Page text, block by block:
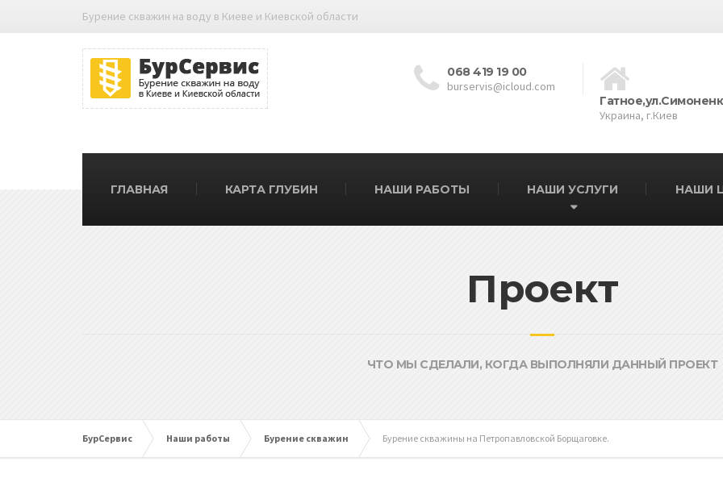
Бурение скважин на воду в Киеве и Киевской области
068 419 19 00
burservis@icloud.com
Украина, г.Киев
ГЛАВНАЯ КАРТА ГЛУБИН НАШИ РАБОТЫ НАШИ УСЛУГИ НАШИ
Проект
ЧТО МЫ СДЕЛАЛИ, КОГДА ВЫПОЛНЯЛИ ДАННЫЙ ПРОЕКТ
БурСервис Наши работы Бурение скважин Бурение скважины на Петропавловской Борщаговке.